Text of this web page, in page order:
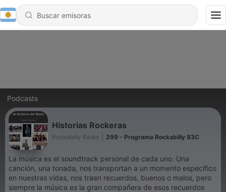
Podcasts
Historias Rockeras
Rockabilly Radio 299 - Programa Rockabilly 83C
La música es el soundtrack personal de cada uno. Una
canción, una tonada, nos transportan a un momento específico
en nuestras vidas, nos traen recuerdos, buenos o malos, pero
siempre la música es la gran compañera de esos recuerdos